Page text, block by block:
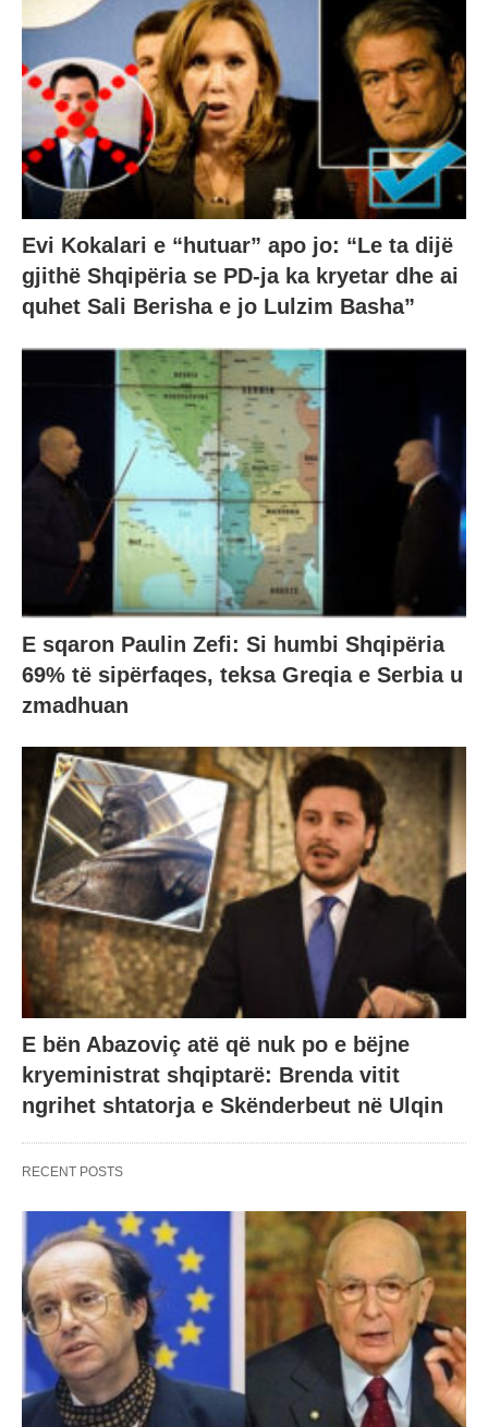
Evi Kokalari e “hutuar” apo jo: “Le ta dijë
gjithë Shqipëria se PD-ja ka kryetar dhe ai
quhet Sali Berisha e jo Lulzim Basha”
E sqaron Paulin Zefi: Si humbi Shqipëria
69% të sipërfaqes, teksa Greqia e Serbia u
zmadhuan
E bën Abazoviç atë që nuk po e bëjne
kryeministrat shqiptarë: Brenda vitit
ngrihet shtatorja e Skënderbeut në Ulqin
RECENT POSTS